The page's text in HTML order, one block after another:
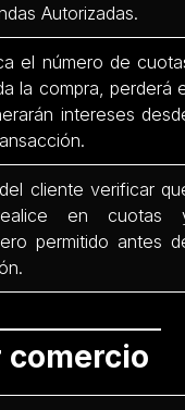
Autorizadas.
el número de
la compra, perderá
intereses
cliente verificar
en cuotas
permitido antes
comercio